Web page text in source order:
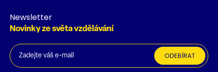
Newsletter
Novinky ze světa vzdělávání
ODEBÍRAT